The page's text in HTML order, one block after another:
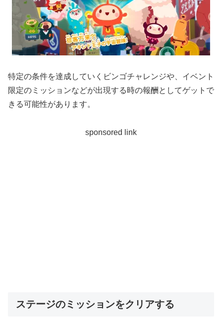
特定の条件を達成していくビンゴチャレンジや、イベント
限定のミッションなどが出現する時の報酬としてゲットで
きる可能性があります。
sponsored link
ステージのミッションをクリアする